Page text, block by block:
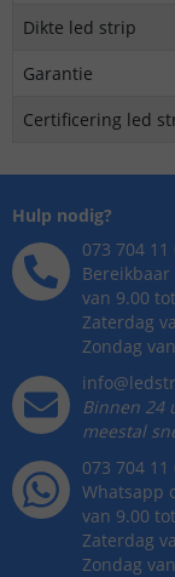
Dikte led strip
Garantie
Certificering led
Hulp nodig?
073 704 11
van 9.00
Zaterdag
Zondag
Binnen 24
meestal
073 704 11
Whatsapp
van 9.00
Zaterdag
Zondag